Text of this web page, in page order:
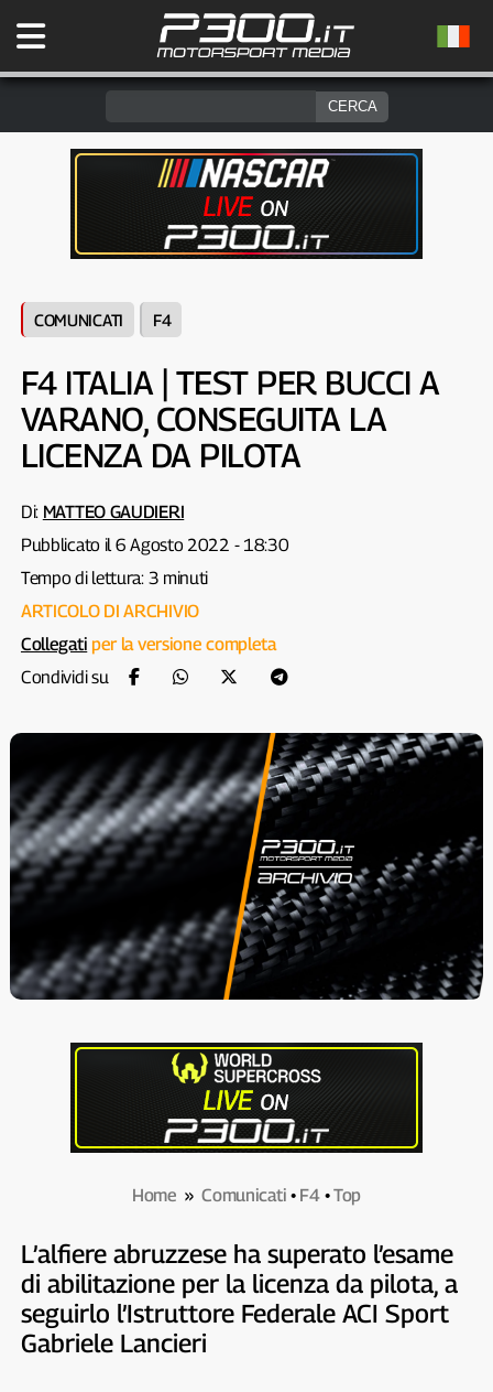
COMUNICATI F4
F4 ITALIA | TEST PER BUCCI A
VARANO, CONSEGUITA LA
LICENZA DA PILOTA
Di: MATTEO GAUDIERI
Pubblicato il 6 Agosto 2022 - 18:30
Tempo di lettura: 3 minuti
ARTICOLO DI ARCHIVIO
Collegati per la versione completa
Condividi su
Home »Comunicati • F4•Top
L’alfiere abruzzese ha superato l’esame
di abilitazione per la licenza da pilota, a
seguirlo l’Istruttore Federale ACI Sport
Gabriele Lancieri